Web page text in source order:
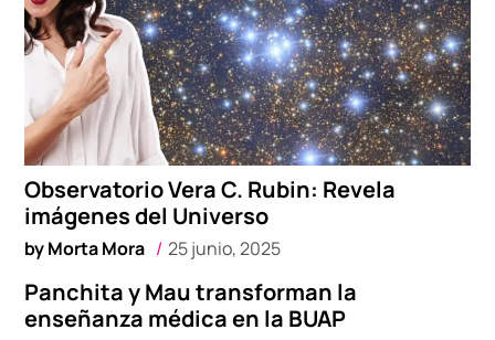
Observatorio Vera C. Rubin: Revela
imágenes del Universo
byMorta Mora 25 junio, 2025
Panchita y Mau transforman la
enseñanza médica en la BUAP